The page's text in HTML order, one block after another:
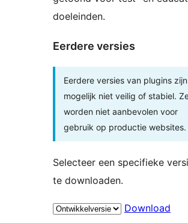
doeleinden.
Eerdere versies
Eerdere versies van plugins zijn
mogelijk niet veilig of stabiel.
worden niet aanbevolen voor
gebruik op productie websites.
Selecteer een specifieke
te downloaden.
Download